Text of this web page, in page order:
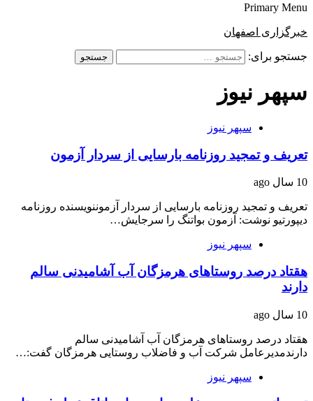
Primary Menu
خبرگزاری اصفهان
جستجو برای:
سپهر نیوز
سپهر نیوز
تعریف و تمجید روزنامه بارسایی از سردار آزمون
10 سال ago
تعریف و تمجید روزنامه بارسایی از سردار آزموننویسنده روزنامه
دیپورتیو نوشت: آزمون بواتنگ را سرجایش…
سپهر نیوز
هقتاد درصد روستاهای هرمزگان آب آشامیدنی سالم
دارند
10 سال ago
هقتاد درصد روستاهای هرمزگان آب آشامیدنی سالم
دارندمدیرعامل شرکت آب و فاضلاب روستایی هرمزگان گفت:…
سپهر نیوز